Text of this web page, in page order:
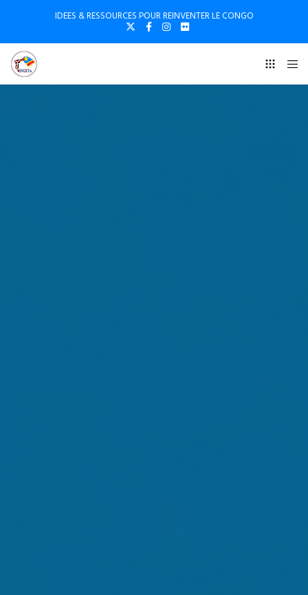
IDEES & RESSOURCES POUR REINVENTER LE CONGO